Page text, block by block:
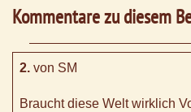
Kommentare zu diesem
2. von SM
Braucht diese Welt wirklich